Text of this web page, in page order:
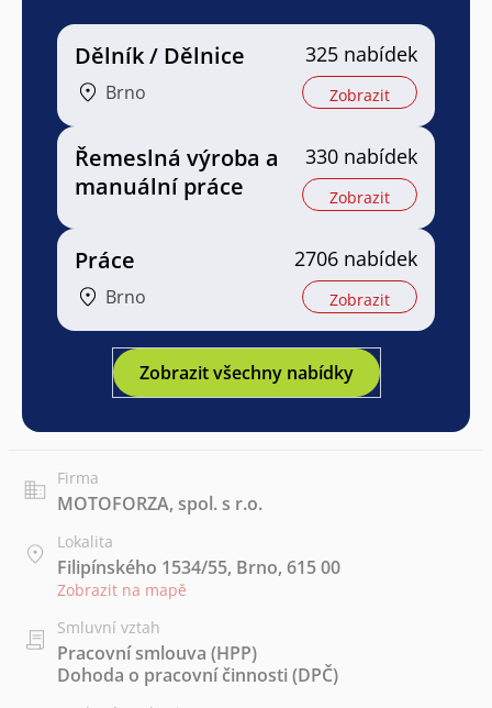
Dělník / Dělnice
Brno
325 nabídek
Zobrazit
Řemeslná výroba a
manuální práce
330 nabídek
Zobrazit
Práce
Brno
2706 nabídek
Zobrazit
Zobrazit všechny nabídky
Firma
MOTOFORZA, spol. s r.o.
Lokalita
Filipínského 1534/55, Brno, 615 00
Zobrazit na mapě
Smluvní vztah
Pracovní smlouva (HPP)
Dohoda o pracovní činnosti (DPČ)